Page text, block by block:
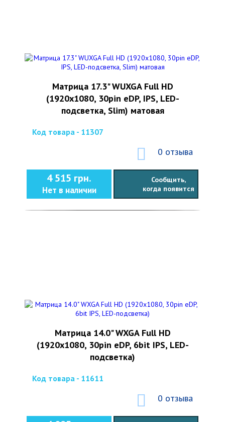
Матрица 17.3" WUXGA Full HD
(1920x1080, 30pin eDP, IPS, LED-
подсветка, Slim) матовая
Код товара - 11307
0 отзыва
4 515 грн.
Нет в наличии
Сообщить,
когда появится
Матрица 14.0" WXGA Full HD
(1920х1080, 30pin eDP, 6bit IPS, LED-
подсветка)
Код товара - 11611
0 отзыва